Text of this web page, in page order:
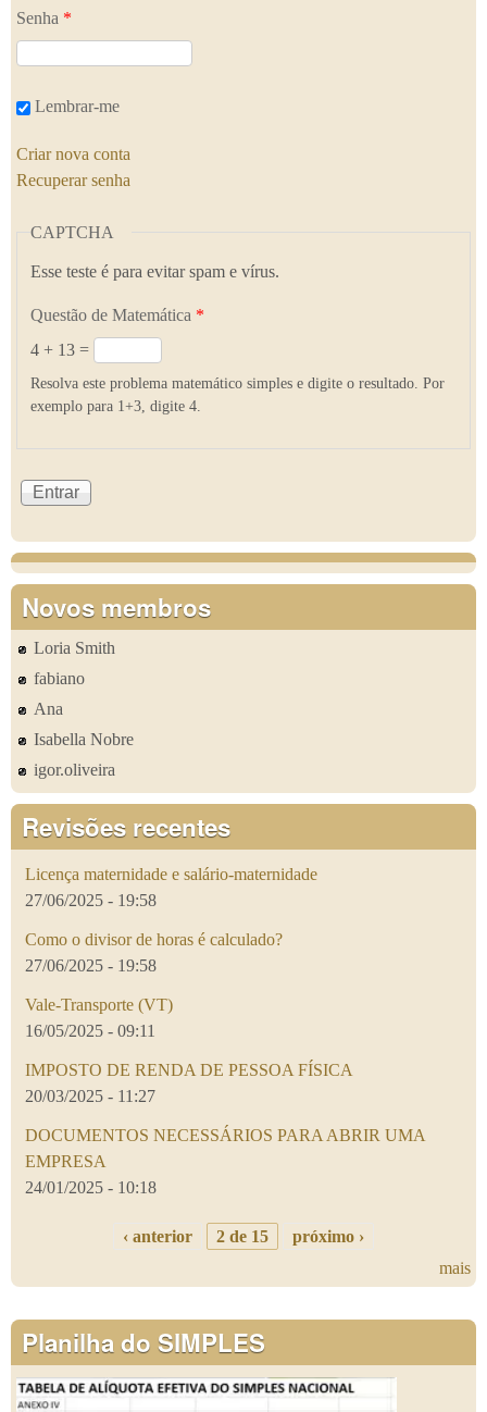
Senha *
Lembrar-me
Criar nova conta
Recuperar senha
CAPTCHA
Esse teste é para evitar spam e vírus.
Questão de Matemática *
4 + 13 =
Resolva este problema matemático simples e digite o resultado. Por
exemplo para 1+3, digite 4.
Novos membros
Loria Smith
fabiano
Ana
Isabella Nobre
igor.oliveira
Revisões recentes
Licença maternidade e salário-maternidade
27/06/2025 - 19:58
Como o divisor de horas é calculado?
27/06/2025 - 19:58
Vale-Transporte (VT)
16/05/2025 - 09:11
IMPOSTO DE RENDA DE PESSOA FÍSICA
20/03/2025 - 11:27
DOCUMENTOS NECESSÁRIOS PARA ABRIR UMA
EMPRESA
24/01/2025 - 10:18
‹ anterior 2 de 15
próximo ›
mais
Planilha do SIMPLES